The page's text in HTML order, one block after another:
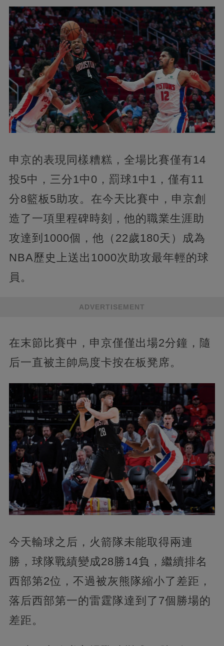
申京的表現同樣糟糕，全場比賽僅有14
投5中，三分1中0，罰球1中1，僅有11
分8籃板5助攻。在今天比賽中，申京創
造了一項里程碑時刻，他的職業生涯助
攻達到1000個，他（22歲180天）成為
NBA歷史上送出1000次助攻最年輕的球
員。
ADVERTISEMENT
在末節比賽中，申京僅僅出場2分鐘，隨
后一直被主帥烏度卡按在板凳席。
今天輸球之后，火箭隊未能取得兩連
勝，球隊戰績變成28勝14負，繼續排名
西部第2位，不過被灰熊隊縮小了差距，
落后西部第一的雷霆隊達到了7個勝場的
差距。